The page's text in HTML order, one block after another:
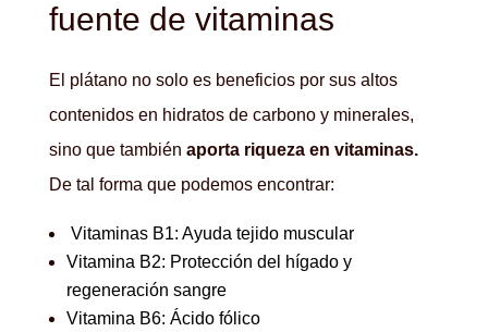
fuente de vitaminas
El plátano no solo es beneficios por sus altos
contenidos en hidratos de carbono y minerales,
sino que también aporta riqueza en vitaminas.
De tal forma que podemos encontrar:
Vitaminas B1: Ayuda tejido muscular
Vitamina B2: Protección del hígado y
regeneración sangre
Vitamina B6: Ácido fólico